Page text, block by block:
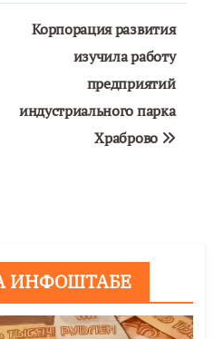
Корпорация развития
изучила работу
предприятий
индустриального парка
Храброво
ИНФОШТАБЕ